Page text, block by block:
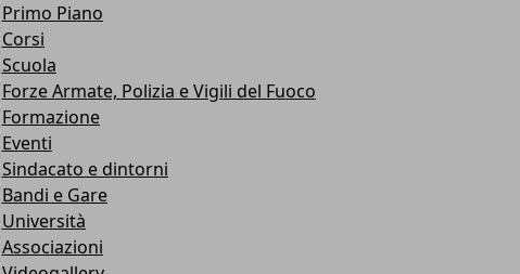
Primo Piano
Corsi
Scuola
Forze Armate, Polizia e Vigili del Fuoco
Formazione
Eventi
Sindacato e dintorni
Bandi e Gare
Università
Associazioni